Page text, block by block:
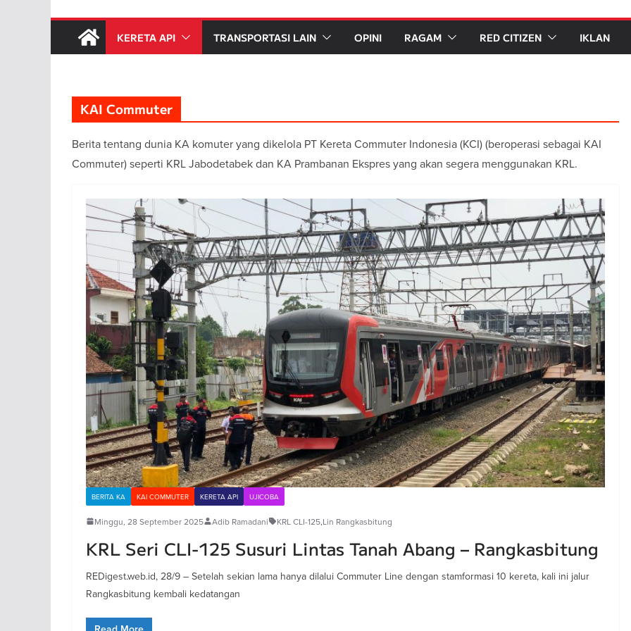
KERETA API TRANSPORTASI LAIN OPINI RAGAM RED CITIZEN IKLAN
KAI Commuter
Berita tentang dunia KA komuter yang dikelola PT Kereta Commuter Indonesia (KCI) (beroperasi sebagai KAI
Commuter) seperti KRL Jabodetabek dan KA Prambanan Ekspres yang akan segera menggunakan KRL.
BERITA KA KAI COMMUTER KERETA API UJICOBA
Minggu, 28 September 2025 Adib Ramadani KRL CLI-125,Lin Rangkasbitung
KRL Seri CLI-125 Susuri Lintas Tanah Abang – Rangkasbitung
REDigest.web.id, 28/9 – Setelah sekian lama hanya dilalui Commuter Line dengan stamformasi 10 kereta, kali ini jalur
Rangkasbitung kembali kedatangan